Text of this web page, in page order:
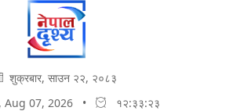
शुक्रबार, साउन २२, २०८३
Aug 07, 2026 • १२:३३:२४